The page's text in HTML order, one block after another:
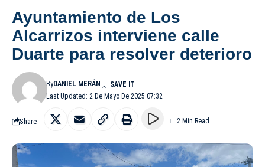
Ayuntamiento de Los
Alcarrizos interviene calle
Duarte para resolver deterioro
Last Updated: 2 De Mayo De 2025 07:32
ByDANIEL MERÁN
Share 2 Min Read